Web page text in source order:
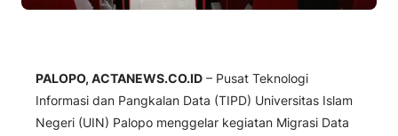
PALOPO, ACTANEWS.CO.ID – Pusat Teknologi
Informasi dan Pangkalan Data (TIPD) Universitas Islam
Negeri (UIN) Palopo menggelar kegiatan Migrasi Data